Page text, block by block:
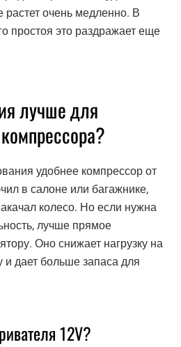
растет очень медленно. В
простоя это раздражает еще
лучше для
удобнее компрессор от
в салоне или багажнике,
колесо. Но если нужна
лучше прямое
Оно снижает нагрузку на
и дает больше запаса для
12V?